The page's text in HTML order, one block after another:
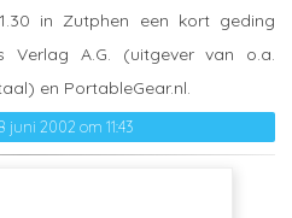
juni 2002 om 11:43
in Zutphen een kort geding
Verlag A.G. (uitgever van o.a.
en PortableGear.nl.